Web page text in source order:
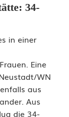
34-
in einer
Eine
WN
aus
Aus
die 34-